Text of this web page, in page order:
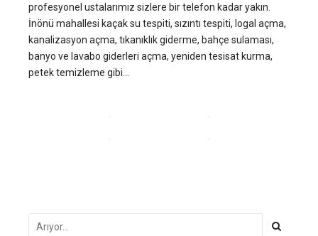
profesyonel ustalarımız sizlere bir telefon kadar yakın.
İnönü mahallesi kaçak su tespiti, sızıntı tespiti, logal açma,
kanalizasyon açma, tıkanıklık giderme, bahçe sulaması,
banyo ve lavabo giderleri açma, yeniden tesisat kurma,
petek temizleme gibi...